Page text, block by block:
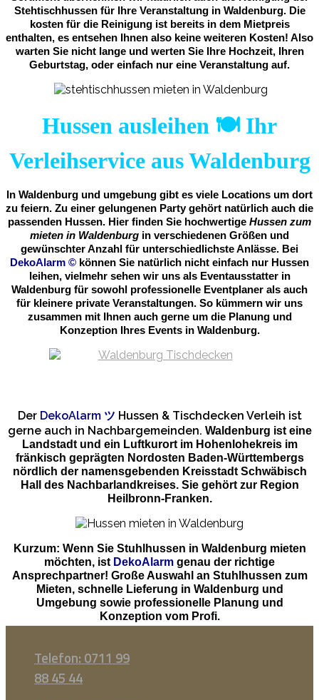
Stehtischhussen für Ihre Veranstaltung in Waldenburg. Die
kosten für die Reinigung ist bereits in dem Mietpreis
enthalten, es entsehen Ihnen also keine weiteren Kosten! Also
warten Sie nicht lange und werten Sie Ihre Hochzeit, Ihren
Geburtstag, oder einfach nur eine Veranstaltung auf.
Hussen ausleihen 🍽️ Ihr
Verleihservice aus Waldenburg
In Waldenburg und umgebung gibt es viele Locations um dort
zu feiern. Zu einer gelungenen Party gehört natürlich auch die
passenden Hussen. Hier finden Sie hochwertige Hussen zum
mieten in Waldenburg in verschiedenen Größen und
gewünschter Anzahl für unterschiedlichste Anlässe. Bei
DekoAlarm © können Sie natürlich nicht einfach nur Hussen
leihen, vielmehr sehen wir uns als Eventausstatter in
Waldenburg für sowohl professionelle Eventplaner als auch
für kleinere private Veranstaltungen. So kümmern wir uns
zusammen mit Ihnen auch gerne um die Planung und
Konzeption Ihres Events in Waldenburg.
Der DekoAlarm ツ Hussen & Tischdecken Verleih ist
gerne auch in Nachbargemeinden. Waldenburg ist eine
Landstadt und ein Luftkurort im Hohenlohekreis im
fränkisch geprägten Nordosten Baden-Württembergs
nördlich der namensgebenden Kreisstadt Schwäbisch
Hall des Nachbarlandkreises. Sie gehört zur Region
Heilbronn-Franken.
Kurzum: Wenn Sie Stuhlhussen in Waldenburg mieten
möchten, ist DekoAlarm genau der richtige
Ansprechpartner! Große Auswahl an Stuhlhussen zum
Mieten, schnelle Lieferung in Waldenburg und
Umgebung sowie professionelle Planung und
Konzeption vom Profi.
Telefon: 0711 99
88 45 44